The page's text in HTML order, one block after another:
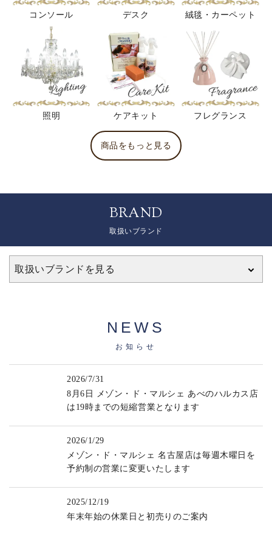
コンソール デスク 絨毯・カーペット
照明 ケアキット フレグランス
商品をもっと見る
BRAND
取扱いブランド
取扱いブランドを見る
NEWS
お知らせ
2026/7/31
8月6日 メゾン・ド・マルシェ あべのハルカス店
は19時までの短縮営業となります
2026/1/29
メゾン・ド・マルシェ 名古屋店は毎週木曜日を
予約制の営業に変更いたします
2025/12/19
年末年始の休業日と初売りのご案内